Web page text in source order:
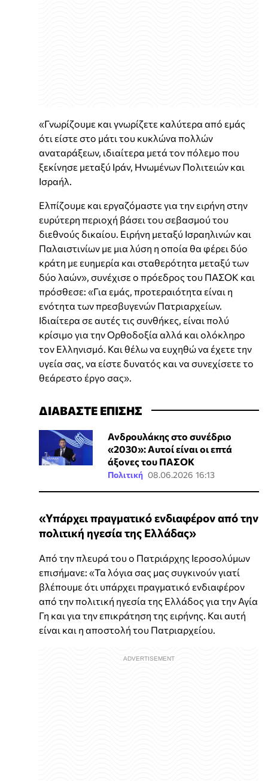
«Γνωρίζουμε και γνωρίζετε καλύτερα από εμάς
ότι είστε στο μάτι του κυκλώνα πολλών
αναταράξεων, ιδιαίτερα μετά τον πόλεμο που
ξεκίνησε μεταξύ Ιράν, Ηνωμένων Πολιτειών και
Ισραήλ.
Ελπίζουμε και εργαζόμαστε για την ειρήνη στην
ευρύτερη περιοχή βάσει του σεβασμού του
διεθνούς δικαίου. Ειρήνη μεταξύ Ισραηλινών και
Παλαιστινίων με μια λύση η οποία θα φέρει δύο
κράτη με ευημερία και σταθερότητα μεταξύ των
δύο λαών», συνέχισε ο πρόεδρος του ΠΑΣΟΚ και
πρόσθεσε: «Για εμάς, προτεραιότητα είναι η
ενότητα των πρεσβυγενών Πατριαρχείων.
Ιδιαίτερα σε αυτές τις συνθήκες, είναι πολύ
κρίσιμο για την Ορθοδοξία αλλά και ολόκληρο
τον Ελληνισμό. Και θέλω να ευχηθώ να έχετε την
υγεία σας, να είστε δυνατός και να συνεχίσετε το
θεάρεστο έργο σας».
ΔΙΑΒΑΣΤΕ ΕΠΙΣΗΣ
Ανδρουλάκης στο συνέδριο
«2030»: Αυτοί είναι οι επτά
άξονες του ΠΑΣΟΚ
Πολιτική 08.06.2026 16:13
«Υπάρχει πραγματικό ενδιαφέρον από την
πολιτική ηγεσία της Ελλάδας»
Από την πλευρά του ο Πατριάρχης Ιεροσολύμων
επισήμανε: «Τα λόγια σας μας συγκινούν γιατί
βλέπουμε ότι υπάρχει πραγματικό ενδιαφέρον
από την πολιτική ηγεσία της Ελλάδος για την Αγία
Γη και για την επικράτηση της ειρήνης. Και αυτή
είναι και η αποστολή του Πατριαρχείου.